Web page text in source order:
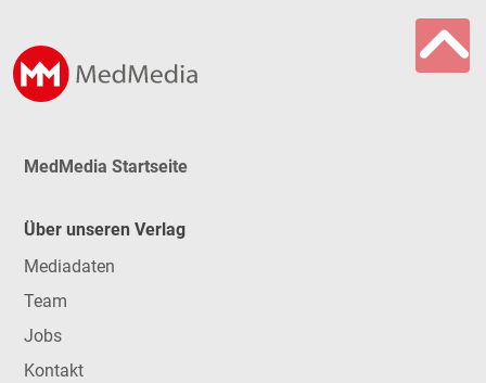
MedMedia Startseite
Über unseren Verlag
Mediadaten
Team
Jobs
Kontakt